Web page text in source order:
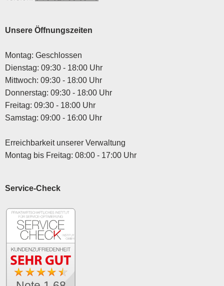
Unsere Öffnungszeiten
Montag: Geschlossen
Dienstag: 09:30 - 18:00 Uhr
Mittwoch: 09:30 - 18:00 Uhr
Donnerstag: 09:30 - 18:00 Uhr
Freitag: 09:30 - 18:00 Uhr
Samstag: 09:00 - 16:00 Uhr
Erreichbarkeit unserer Verwaltung
Montag bis Freitag: 08:00 - 17:00 Uhr
Service-Check